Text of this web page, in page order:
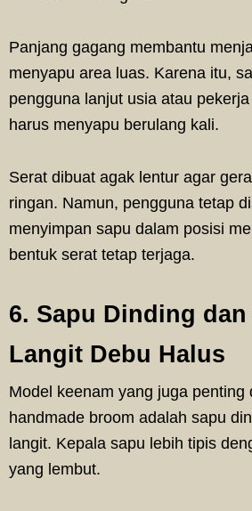
Panjang gagang membantu
menyapu area luas. Karena itu,
pengguna lanjut usia atau
harus menyapu berulang kali.
Serat dibuat agak lentur agar
ringan. Namun, pengguna tetap
menyimpan sapu dalam posisi
bentuk serat tetap terjaga.
6. Sapu Dinding
Langit Debu Halus
Model keenam yang juga penting
handmade broom adalah sapu
langit. Kepala sapu lebih tipis
yang lembut.